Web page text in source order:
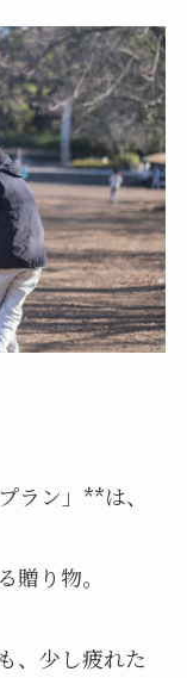
ラン」**は、
り物。
、少し疲れた